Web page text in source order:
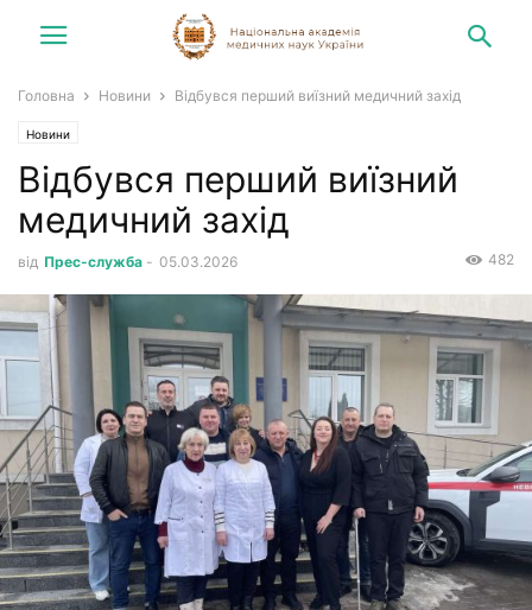
Головна Новини Відбувся перший виїзний медичний захід
Новини
Відбувся перший виїзний
медичний захід
від Прес-служба - 05.03.2026 482